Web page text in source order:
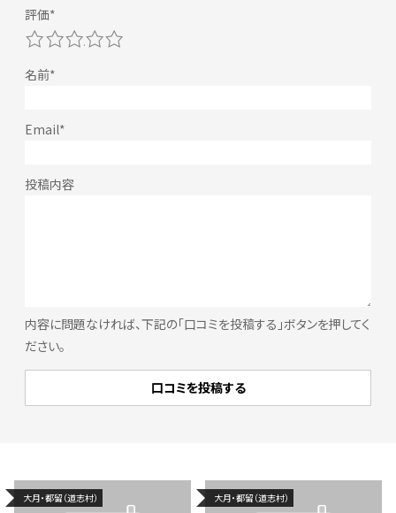
内容に問題なければ、下記の「口コミを投稿する」ボタンを押してく
ださい。
5
4
3
2
大月・都留（道志村） 大月・都留（道志村）